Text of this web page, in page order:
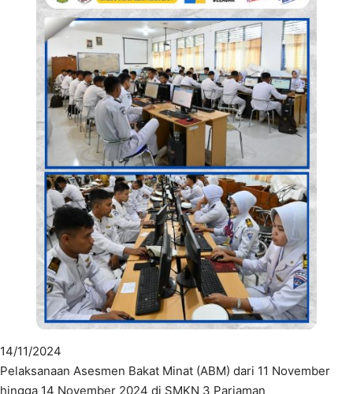
14/11/2024
Pelaksanaan Asesmen Bakat Minat (ABM) dari 11 November
hingga 14 November 2024 di SMKN 3 Pariaman